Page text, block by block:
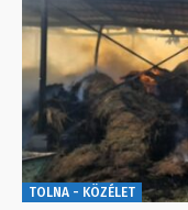
TOLNA - KÖZÉLET